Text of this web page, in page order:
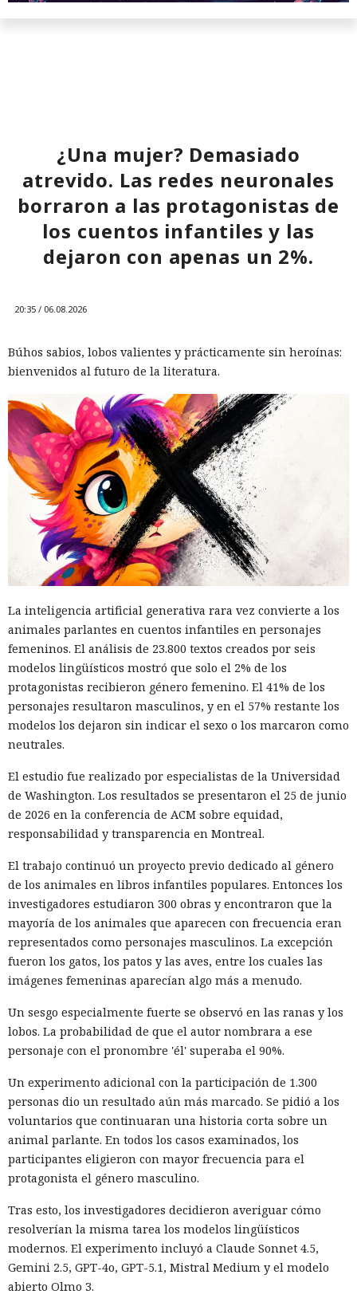
autor, ya espera sentencia en
una celda.
10:34 / 07.08.2026
Hombre podría afrontar hasta 32 años de prisión por filtrar
El canadiense Connor Riley Muka ganó dinero durante
muchos meses con datos robados de otras personas, antes
de ser detenido y entregado a la justicia estadounidense por
uno de los mayores hackeos de los últimos años — ataque a
Muka, de 26 años, se declaró culpable de cargos de fraude
informático y telefónico, robo agravado de datos personales
y conspiración en un tribunal federal del estado de
Washington. Su sentencia se dictará el 27 de octubre; la
pena máxima es de hasta 32 años de prisión.
Muka y sus cómplices utilizaron credenciales robadas para
menos 165 empresas. Entre las afectadas se encuentran
AT&T, Ticketmaster, Advance Auto Parts, Neiman Marcus,
Santander, LendingTree y uno de los distritos escolares más
grandes de Estados Unidos.
La magnitud de las filtraciones fue enorme: en el caso de
AT&T se trató de registros de llamadas y mensajes de más
de 100 millones de abonados, y el hackeo a Ticketmaster
afectó a alrededor de 560 millones de usuarios.
Según la investigación, los hackeos ocurrieron entre febrero
y octubre de 2024. Los atacantes accedieron a cuentas
la Administración para el Control de Drogas, licencias de
conducir, pasaportes y números de seguridad social.
empresas exigiendo dinero y amenazando con publicar lo
sustraído. El grupo obtuvo alrededor de 2,5 millones de
dólares en rescates; además, Muka chantajeó al menos a
una víctima de forma reiterada, utilizando datos de un
funcionario público en activo o retirado y de su familia.
datos robados en foros de ciberdelincuencia como
BreachForums y XSS.is. La investigación estimó el perjuicio
total de las empresas afectadas en aproximadamente 9,5
millones de dólares.
¿Una mujer? Demasiado
atrevido. Las redes neuronales
borraron a las protagonistas de
los cuentos infantiles y las
dejaron con apenas un 2%.
20:35 / 06.08.2026
Búhos sabios, lobos valientes y prácticamente sin heroínas:
bienvenidos al futuro de la literatura.
La inteligencia artificial generativa rara vez convierte a los
animales parlantes en cuentos infantiles en personajes
femeninos. El análisis de 23.800 textos creados por seis
modelos lingüísticos mostró que solo el 2% de los
protagonistas recibieron género femenino. El 41% de los
personajes resultaron masculinos, y en el 57% restante los
modelos los dejaron sin indicar el sexo o los marcaron como
neutrales.
El estudio fue realizado por especialistas de la Universidad
de Washington. Los resultados se presentaron el 25 de junio
de 2026 en la conferencia de ACM sobre equidad,
responsabilidad y transparencia en Montreal.
El trabajo continuó un proyecto previo dedicado al género
de los animales en libros infantiles populares. Entonces los
investigadores estudiaron 300 obras y encontraron que la
mayoría de los animales que aparecen con frecuencia eran
representados como personajes masculinos. La excepción
fueron los gatos, los patos y las aves, entre los cuales las
imágenes femeninas aparecían algo más a menudo.
Un sesgo especialmente fuerte se observó en las ranas y los
lobos. La probabilidad de que el autor nombrara a ese
personaje con el pronombre 'él' superaba el 90%.
Un experimento adicional con la participación de 1.300
personas dio un resultado aún más marcado. Se pidió a los
voluntarios que continuaran una historia corta sobre un
animal parlante. En todos los casos examinados, los
participantes eligieron con mayor frecuencia para el
protagonista el género masculino.
Tras esto, los investigadores decidieron averiguar cómo
resolverían la misma tarea los modelos lingüísticos
modernos. El experimento incluyó a Claude Sonnet 4.5,
Gemini 2.5, GPT-4o, GPT-5.1, Mistral Medium y el modelo
abierto Olmo 3.